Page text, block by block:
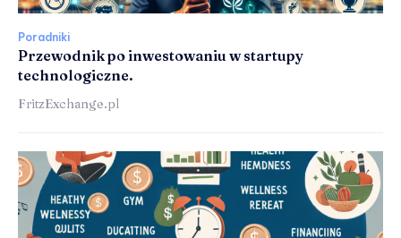
Poradniki
Przewodnik po inwestowaniu w startupy
technologiczne.
FritzExchange.pl